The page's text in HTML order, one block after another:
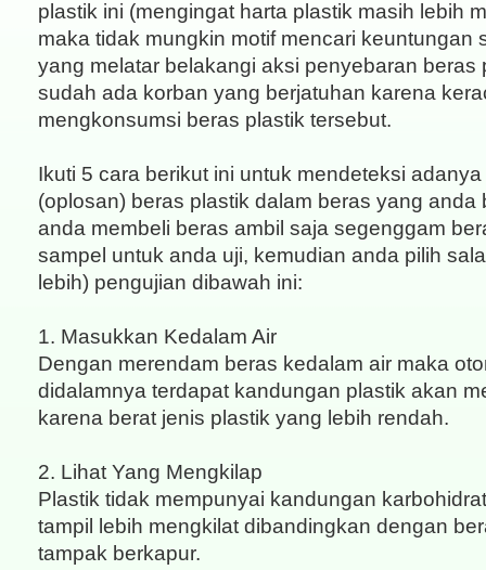
plastik ini (mengingat harta plastik masih lebih
maka tidak mungkin motif mencari keuntungan
yang melatar belakangi aksi penyebaran beras
sudah ada korban yang berjatuhan karena
mengkonsumsi beras plastik tersebut.
Ikuti 5 cara berikut ini untuk mendeteksi
(oplosan) beras plastik dalam beras yang anda
anda membeli beras ambil saja segenggam
sampel untuk anda uji, kemudian anda pilih
lebih) pengujian dibawah ini:
1. Masukkan Kedalam Air
Dengan merendam beras kedalam air maka
didalamnya terdapat kandungan plastik akan
karena berat jenis plastik yang lebih rendah.
2. Lihat Yang Mengkilap
Plastik tidak mempunyai kandungan
tampil lebih mengkilat dibandingkan dengan
tampak berkapur.